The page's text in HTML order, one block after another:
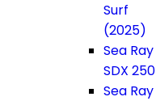
Surf
(2025)
Sea Ray
SDX 250
Sea Ray